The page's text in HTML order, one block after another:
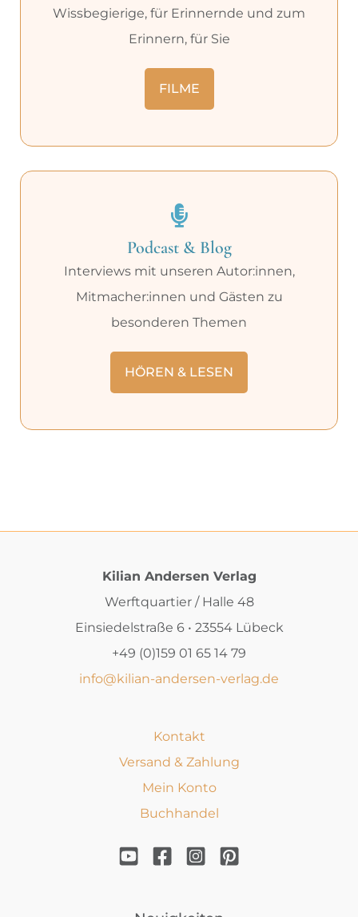
Wissbegierige, für Erinnernde und zum
Erinnern, für Sie
FILME
Podcast & Blog
Interviews mit unseren Autor:innen,
Mitmacher:innen und Gästen zu
besonderen Themen
HÖREN & LESEN
Kilian Andersen Verlag
Werftquartier / Halle 48
Einsiedelstraße 6 • 23554 Lübeck
+49 (0)159 01 65 14 79
info@kilian-andersen-verlag.de
Kontakt
Versand & Zahlung
Mein Konto
Buchhandel